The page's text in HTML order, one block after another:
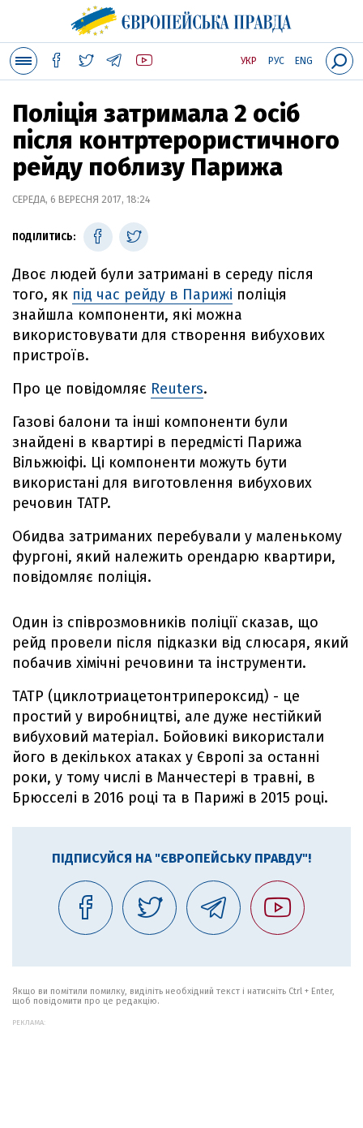
УКР РУС ENG
Поліція затримала 2 осіб
після контртерористичного
рейду поблизу Парижа
СЕРЕДА, 6 ВЕРЕСНЯ 2017, 18:24
ПОДІЛИТИСЬ:
Двоє людей були затримані в середу після
того, як під час рейду в Парижі поліція
знайшла компоненти, які можна
використовувати для створення вибухових
пристроїв.
Про це повідомляє Reuters.
Газові балони та інші компоненти були
знайдені в квартирі в передмісті Парижа
Вільжюіфі. Ці компоненти можуть бути
використані для виготовлення вибухових
речовин TATP.
Обидва затриманих перебували у маленькому
фургоні, який належить орендарю квартири,
повідомляє поліція.
Один із співрозмовників поліції сказав, що
рейд провели після підказки від слюсаря, який
побачив хімічні речовини та інструменти.
TATP (циклотриацетонтрипероксид) - це
простий у виробництві, але дуже нестійкий
вибуховий матеріал. Бойовикі використали
його в декількох атаках у Європі за останні
роки, у тому числі в Манчестері в травні, в
Брюсселі в 2016 році та в Парижі в 2015 році.
ПІДПИСУЙСЯ НА "ЄВРОПЕЙСЬКУ ПРАВДУ"!
Якщо ви помітили помилку, виділіть необхідний текст і натисніть Ctrl + Enter,
щоб повідомити про це редакцію.
РЕКЛАМА: